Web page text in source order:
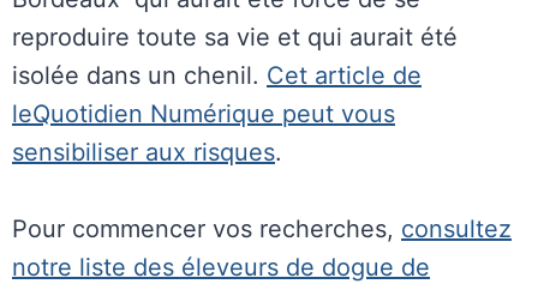
reproduire toute sa vie et qui aurait été
isolée dans un chenil. Cet article de
leQuotidien Numérique peut vous
sensibiliser aux risques.
Pour commencer vos recherches, consultez
notre liste des éleveurs de dogue de